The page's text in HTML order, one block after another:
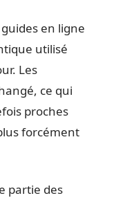
en ligne
utilisé
Les
ce qui
proches
forcément
partie des